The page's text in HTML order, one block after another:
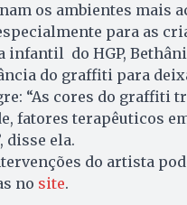
os ambientes mais
para as
infantil do HGP,
do graffiti para
“As cores do graffiti
fatores terapêuticos
disse ela.
do artista
no site.